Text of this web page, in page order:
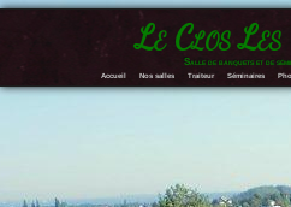
Le Clos
Salle de banquets et de
Accueil Nos salles Traiteur Séminaires